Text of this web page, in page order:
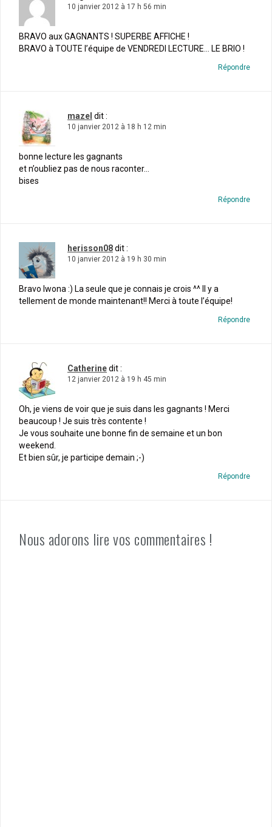
10 janvier 2012 à 17 h 56 min
BRAVO aux GAGNANTS ! SUPERBE AFFICHE !
BRAVO à TOUTE l’équipe de VENDREDI LECTURE… LE BRIO !
Répondre
mazel dit :
10 janvier 2012 à 18 h 12 min
bonne lecture les gagnants
et n’oubliez pas de nous raconter…
bises
Répondre
herisson08dit :
10 janvier 2012 à 19 h 30 min
Bravo Iwona :) La seule que je connais je crois ^^ Il y a
tellement de monde maintenant!! Merci à toute l’équipe!
Répondre
Catherinedit :
12 janvier 2012 à 19 h 45 min
Oh, je viens de voir que je suis dans les gagnants ! Merci
beaucoup ! Je suis très contente !
Je vous souhaite une bonne fin de semaine et un bon
weekend.
Et bien sûr, je participe demain ;-)
Répondre
Nous adorons lire vos commentaires !